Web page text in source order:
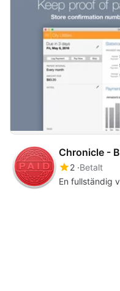
Chronicle -
2 Betalt
En fullständig